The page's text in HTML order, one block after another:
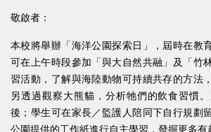
敬啟者：
本校將舉辦「海洋公園探索日」，屆時在教
可在上午時段參加「與大自然共融」及「竹
習活動，了解與海陸動物可持續共存的方法
另透過觀察大熊貓，分析牠們的飲食習慣
後；學生可在家長／監護人陪同下自行規劃
公園提供的工作紙進行自主學習，發掘更多有